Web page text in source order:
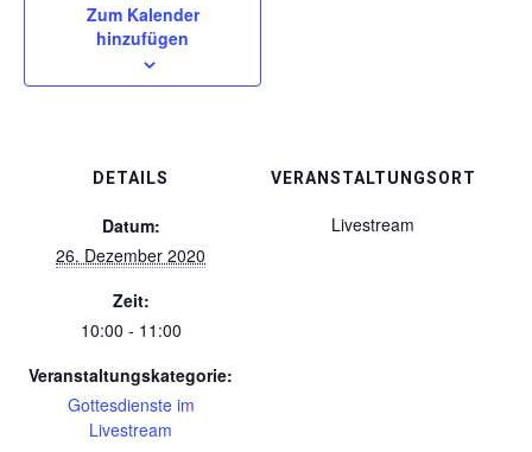
DETAILS
Datum:
26. Dezember 2020
Zeit:
10:00 - 11:00
Veranstaltungskategorie:
Gottesdienste im
Livestream
VERANSTALTUNGSORT
Livestream
Zum Kalender
hinzufügen